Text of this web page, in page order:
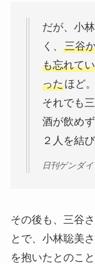
だが、小
く、 三谷
も忘れて
ったほど。
それでも
酒が飲め
２人を結
日刊ゲンダイ
その後も、三谷
とで、小林聡美
を抱いたとのこと